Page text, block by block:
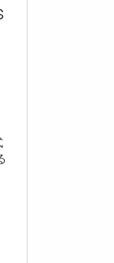
pandora/files/